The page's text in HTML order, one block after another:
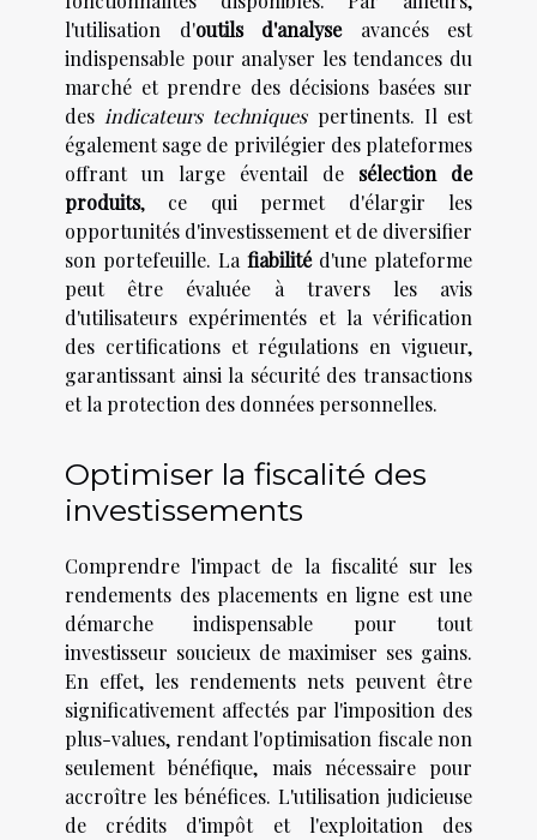
l'utilisation d'outils d'analyseavancés est
indispensable pour analyser les tendances du
marché et prendre des décisions basées sur
des indicateurs techniquespertinents. Il est
également sage de privilégier des plateformes
offrant un large éventail de sélection de
produits, ce qui permet d'élargir les
opportunités d'investissement et de diversifier
son portefeuille. La fiabilitéd'une plateforme
peut être évaluée à travers les avis
d'utilisateurs expérimentés et la vérification
des certifications et régulations en vigueur,
garantissant ainsi la sécurité des transactions
et la protection des données personnelles.
Optimiser la fiscalité des
investissements
Comprendre l'impact de la fiscalité sur les
rendements des placements en ligne est une
démarche indispensable pour tout
investisseur soucieux de maximiser ses gains.
En effet, les rendements nets peuvent être
significativement affectés par l'imposition des
plus-values, rendant l'optimisation fiscale non
seulement bénéfique, mais nécessaire pour
accroître les bénéfices. L'utilisation judicieuse
de crédits d'impôt et l'exploitation des